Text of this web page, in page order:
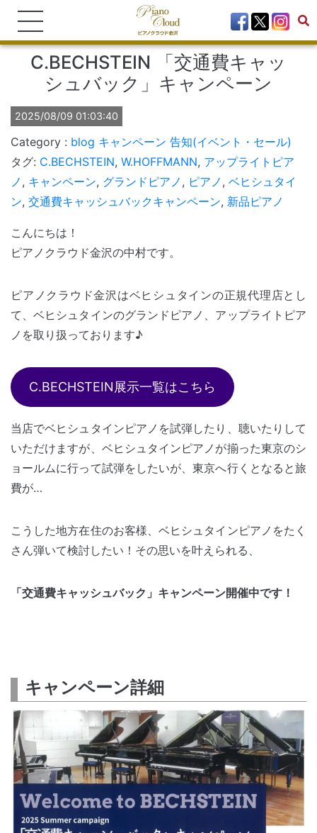
C.BECHSTEIN 「交通費キャッ
シュバック」キャンペーン
2025/08/09 01:03:40
blog キャンペーン 告知(イベント・セール)
タグ: C.BECHSTEIN, W.HOFFMANN, アップライトピア
ノ , キャンペーン, グランドピアノ , ピアノ , ベヒシュタイ
ン, 交通費キャッシュバックキャンペーン, 新品ピアノ
こんにちは！
ピアノクラウド金沢の中村です。
ピアノクラウド金沢はベヒシュタインの正規代理店とし
て、ベヒシュタインのグランドピアノ、アップライトピア
ノを取り扱っております♪
C.BECHSTEIN展示一覧はこちら
当店でベヒシュタインピアノを試弾したり、聴いたりして
いただけますが、ベヒシュタインピアノが揃った東京のシ
ョールムに行って試弾をしたいが、東京へ行くとなると旅
費が…
こうした地方在住のお客様、ベヒシュタインピアノをたく
さん弾いて検討したい！その思いを叶えられる、
「交通費キャッシュバック」キャンペーン開催中です！
キャンペーン詳細